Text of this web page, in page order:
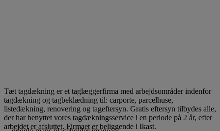
Tæt tagdækning er et taglæggerfirma med arbejdsområder indenfor
tagdækning og tagbeklædning til: carporte, parcelhuse,
listedækning, renovering og tageftersyn. Gratis eftersyn tilbydes alle,
der har benyttet vores tagdækningsservice i en periode på 2 år, efter
arbejdet er afsluttet. Firmaet er beliggende i Ikast.